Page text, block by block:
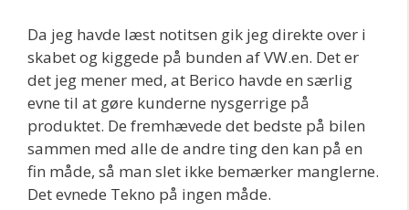
Da jeg havde læst notitsen gik jeg direkte over i
skabet og kiggede på bunden af VW.en. Det er
det jeg mener med, at Berico havde en særlig
evne til at gøre kunderne nysgerrige på
produktet. De fremhævede det bedste på bilen
sammen med alle de andre ting den kan på en
fin måde, så man slet ikke bemærker manglerne.
Det evnede Tekno på ingen måde.